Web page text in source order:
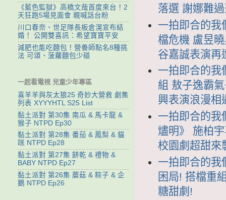
落選 謝娜難
一拍即合的我
檔危機 盧昱
谷嘉誠表演再
一拍即合的我
組 敖子逸霸
興表演浪漫相
一拍即合的我
燼明》 施柏
校園劇超甜來
一拍即合的我
困局! 搭檔重
糖甜劇!
《藍色監獄》高橋文哉首度來台！2
天狂跑5場見面會 親喊話台粉
川口春奈、世足隊長板倉滉宣布結
婚！ 公開雙喜訊：希望寶寶平安
減肥也能吃麵包！營養師點名8種挑
法 可頌、菠蘿麵包少碰
一起看電視 兒童少年專區
喜羊羊與灰太狼25 奇妙大營救 劇集
列表 XYYYHTL S25 List
黏土派對 第30集 南瓜 & 馬卡龍 &
猴子 NTPD Ep30
黏土派對 第28集 番茄 & 鳳梨 & 貓
咪 NTPD Ep28
黏土派對 第27集 餅乾 & 禮物 &
BABY NTPD Ep27
黏土派對 第26集 蘑菇 & 粽子 & 企
鵝 NTPD Ep26